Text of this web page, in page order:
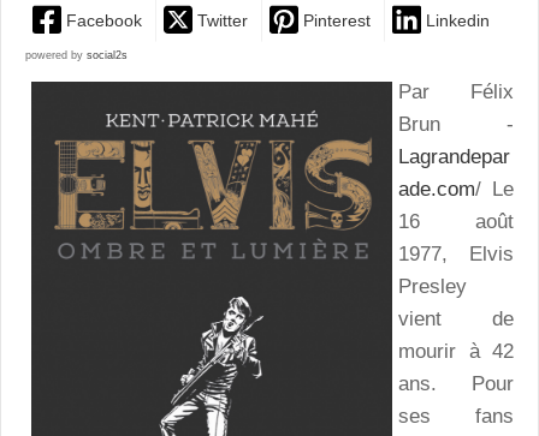
Facebook Twitter Pinterest Linkedin
powered by social2s
Par Félix
Brun -
Lagrandepar
ade.com/ Le
16 août
1977, Elvis
Presley
vient de
mourir à 42
ans. Pour
ses fans